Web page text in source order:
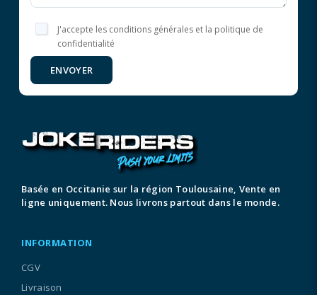
J'accepte les conditions générales et la politique de
confidentialité
ENVOYER
Basée en Occitanie sur la région Toulousaine, Vente en
ligne uniquement. Nous livrons partout dans le monde.
INFORMATION
CGV
Livraison